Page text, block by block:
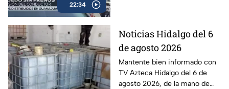
22:34
Noticias Hidalgo del 6
de agosto 2026
Mantente bien informado con
TV Azteca Hidalgo del 6 de
agosto 2026, de la mano de